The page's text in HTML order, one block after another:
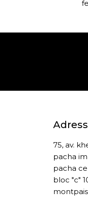
75, av.
pacha
pacha
bloc "c"